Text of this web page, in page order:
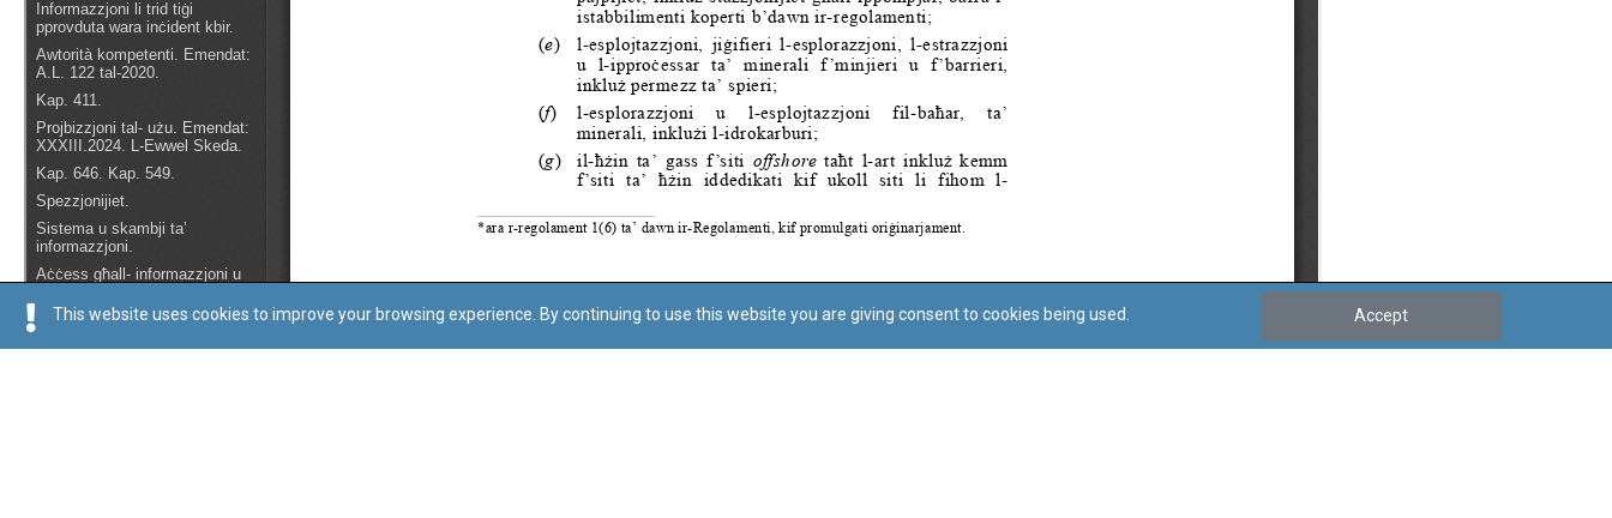
This website uses cookies to improve your browsing experience. By continuing to use this website you are giving consent to cookies being used. Accept
Regoli tal-Privatezza Cookie Policy Accessibility Statement